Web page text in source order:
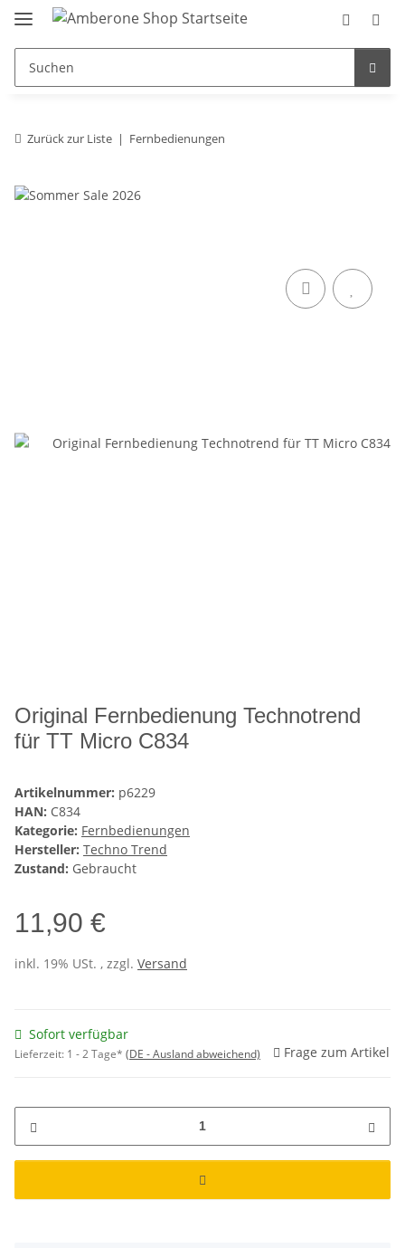
Zurück zur Liste Fernbedienungen
Original Fernbedienung Technotrend
für TT Micro C834
Artikelnummer: p6229
HAN: C834
Kategorie: Fernbedienungen
Hersteller: Techno Trend
Zustand: Gebraucht
11,90 €
inkl. 19% USt. , zzgl. Versand
Sofort verfügbar
Lieferzeit: 1 - 2 Tage* (DE - Ausland abweichend) Frage zum Artikel